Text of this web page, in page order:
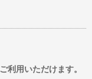
利用いただけます。